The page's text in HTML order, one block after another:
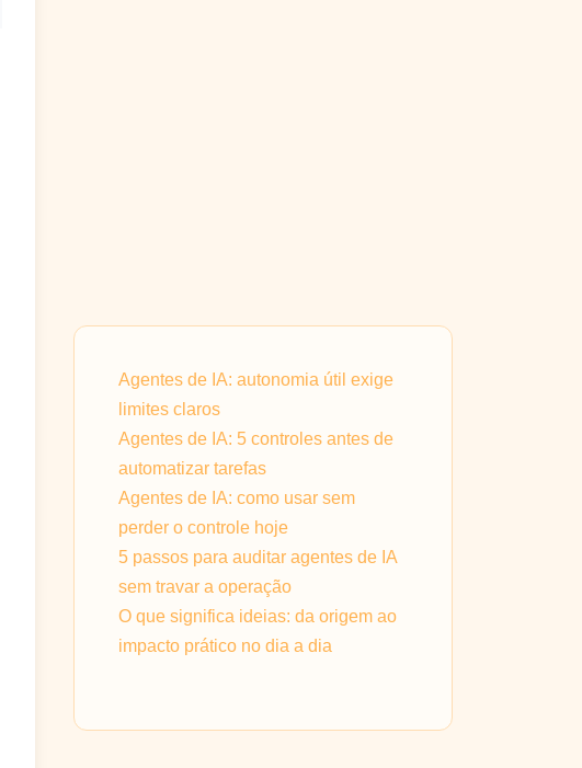
Agentes de IA: autonomia útil exige
limites claros
Agentes de IA: 5 controles antes de
automatizar tarefas
Agentes de IA: como usar sem
perder o controle hoje
5 passos para auditar agentes de IA
sem travar a operação
O que significa ideias: da origem ao
impacto prático no dia a dia